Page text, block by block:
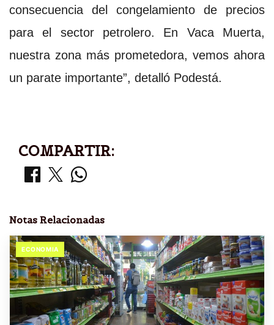
consecuencia del congelamiento de precios
para el sector petrolero. En Vaca Muerta,
nuestra zona más prometedora, vemos ahora
un parate importante”, detalló Podestá.
COMPARTIR:
Notas Relacionadas
ECONOMIA